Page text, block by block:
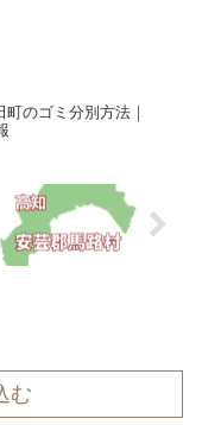
のゴミ分別方法｜
む